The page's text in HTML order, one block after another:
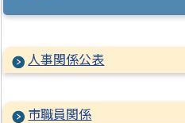
人事関係公表
市職員関係